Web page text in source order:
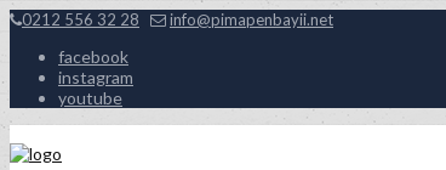
0212 556 32 28 info@pimapenbayii.net
facebook
instagram
youtube